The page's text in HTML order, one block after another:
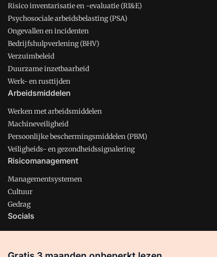
Risico inventarisatie en -evaluatie (RI&E)
Psychosociale arbeidsbelasting (PSA)
Ongevallen en incidenten
Bedrijfshulpverlening (BHV)
Verzuimbeleid
Duurzame inzetbaarheid
Werk- en rusttijden
Arbeidsmiddelen
Werken met arbeidsmiddelen
Machineveiligheid
Persoonlijke beschermingsmiddelen (PBM)
Veiligheids- en gezondheidssignalering
Risicomanagement
Managementsystemen
Cultuur
Gedrag
Socials